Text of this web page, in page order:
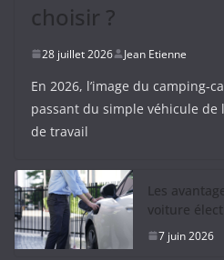
choisir ?
28 juillet 2026 Jean Etienne
En 2026, l’image du camping-
passant du simple véhicule
de travail
Les
voiture
7 juin 2026